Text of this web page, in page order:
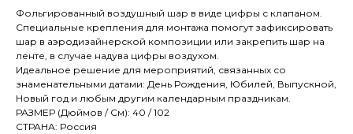
Фольгированный воздушный шар в виде цифры с клапаном.
Специальные крепления для монтажа помогут зафиксировать
шар в аэродизайнерской композиции или закрепить шар на
ленте, в случае надува цифры воздухом.
Идеальное решение для мероприятий, связанных со
знаменательными датами: День Рождения, Юбилей, Выпускной,
Новый год и любым другим календарным праздникам.
РАЗМЕР (Дюймов / См): 40 / 102
СТРАНА: Россия